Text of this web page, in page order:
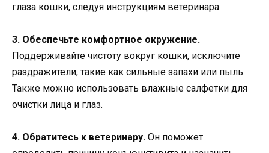
глаза кошки, следуя инструкциям ветеринара.
3. Обеспечьте комфортное окружение.
Поддерживайте чистоту вокруг кошки, исключите
раздражители, такие как сильные запахи или пыль.
Также можно использовать влажные салфетки для
очистки лица и глаз.
4. Обратитесь к ветеринару. Он поможет